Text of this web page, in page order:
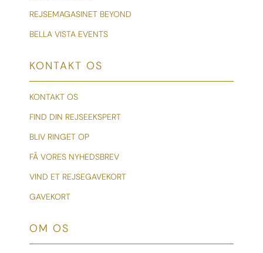
REJSEMAGASINET BEYOND
BELLA VISTA EVENTS
KONTAKT OS
KONTAKT OS
FIND DIN REJSEEKSPERT
BLIV RINGET OP
FÅ VORES NYHEDSBREV
VIND ET REJSEGAVEKORT
GAVEKORT
OM OS